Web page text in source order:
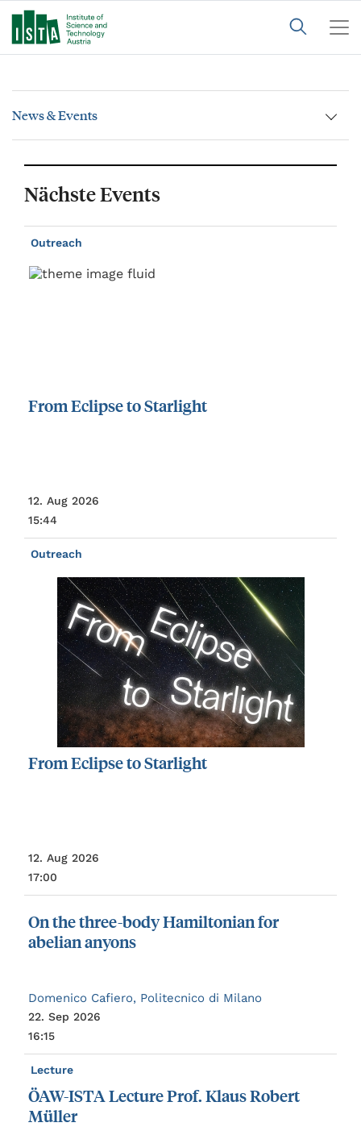
News & Events
Nächste Events
Outreach
FromEclipsetoStarlight
12. Aug 2026
15:44
Outreach
FromEclipsetoStarlight
12. Aug 2026
17:00
Onthethree-bodyHamiltonianfor
abeliananyons
Domenico Cafiero, Politecnico di Milano
22. Sep 2026
16:15
Lecture
ÖAW-ISTALectureProf.KlausRobert
Müller